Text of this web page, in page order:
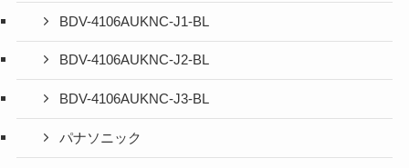
BDV-4106AUKNC-J1-BL
BDV-4106AUKNC-J2-BL
BDV-4106AUKNC-J3-BL
パナソニック